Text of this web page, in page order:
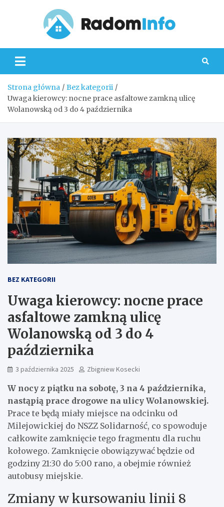
Strona główna
Bez kategorii
Uwaga kierowcy: nocne prace asfaltowe zamkną ulicę
Wolanowską od 3 do 4 października
BEZ KATEGORII
Uwaga kierowcy: nocne prace
asfaltowe zamkną ulicę
Wolanowską od 3 do 4
października
3 października 2025 Zbigniew Kosecki
W nocy z piątku na sobotę, 3 na 4 października,
nastąpią prace drogowe na ulicy Wolanowskiej.
Prace te będą miały miejsce na odcinku od
Milejowickiej do NSZZ Solidarność, co spowoduje
całkowite zamknięcie tego fragmentu dla ruchu
kołowego. Zamknięcie obowiązywać będzie od
godziny 21:30 do 5:00 rano, a obejmie również
autobusy miejskie.
Zmiany w kursowaniu linii 8